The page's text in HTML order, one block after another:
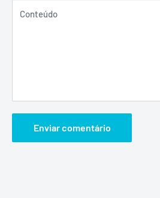
Conteúdo
Enviar comentário